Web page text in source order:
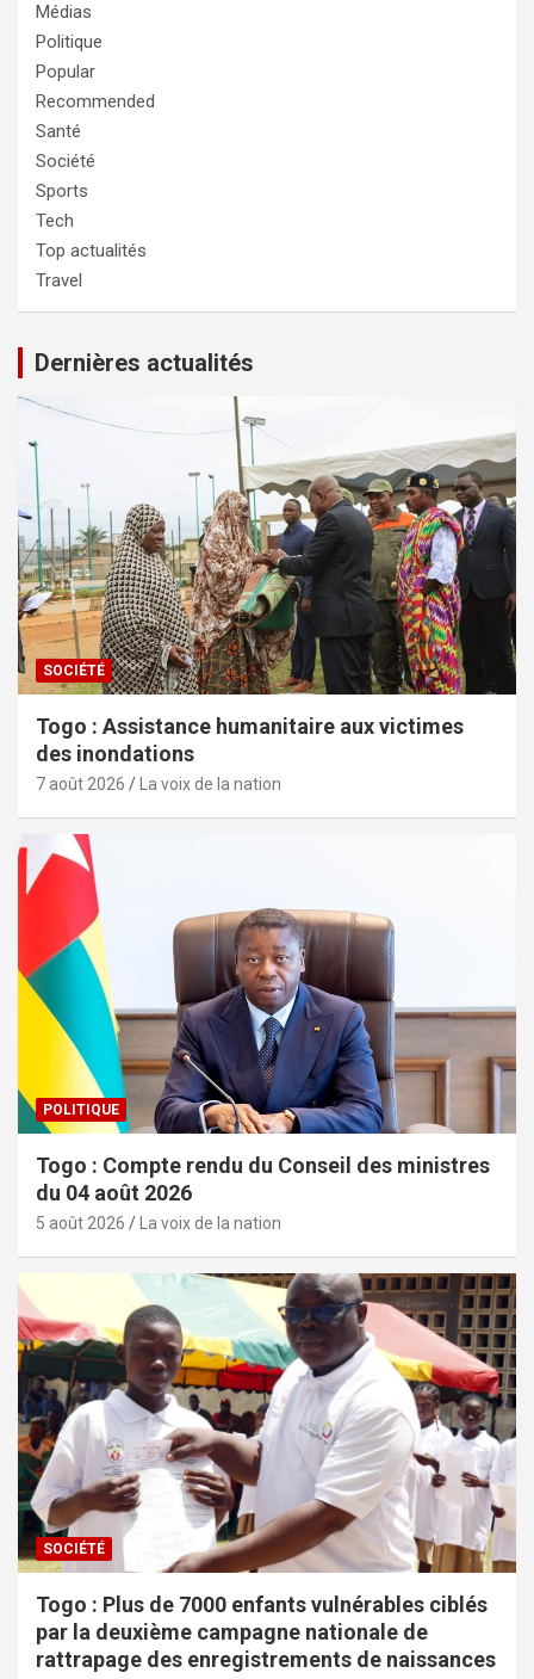
Médias
Politique
Popular
Recommended
Santé
Société
Sports
Tech
Top actualités
Travel
Dernières actualités
SOCIÉTÉ
Togo : Assistance humanitaire aux victimes
des inondations
7 août 2026 La voix de la nation
POLITIQUE
Togo : Compte rendu du Conseil des ministres
du 04 août 2026
5 août 2026 La voix de la nation
SOCIÉTÉ
Togo : Plus de 7000 enfants vulnérables ciblés
par la deuxième campagne nationale de
rattrapage des enregistrements de naissances